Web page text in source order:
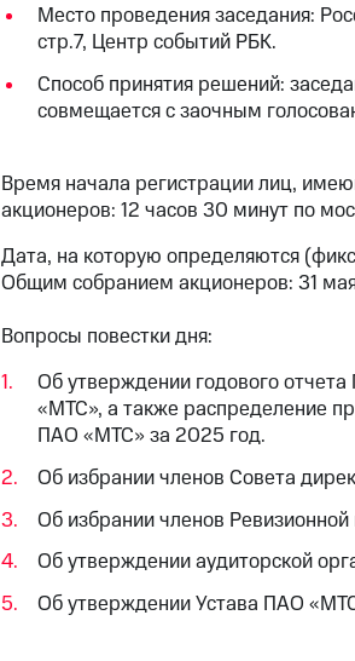
Место проведения заседания:
стр.7, Центр событий РБК.
Способ принятия решений:
совмещается с заочным
Время начала регистрации лиц,
акционеров: 12 часов 30 минут по
Дата, на которую определяются
Общим собранием акционеров: 31
Вопросы повестки дня:
Об утверждении годового
«МТС», а также распределение
ПАО «МТС» за 2025 год.
Об избрании членов Совета
Об избрании членов
Об утверждении аудиторской
Об утверждении Устава ПАО